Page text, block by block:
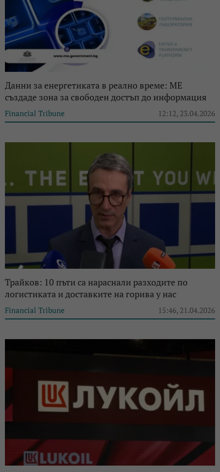
Данни за енергетиката в реално време: МЕ
създаде зона за свободен достъп до информация
Financial Tribune 12:12, 23.04.2026
Трайков: 10 пъти са нараснали разходите по
логистиката и доставките на горива у нас
Financial Tribune 15:46, 21.04.2026